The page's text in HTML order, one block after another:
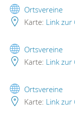
Ortsvereine
Karte: Link zur
Ortsvereine
Karte: Link zur
Ortsvereine
Karte: Link zur